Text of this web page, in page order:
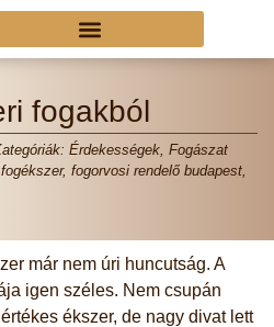
fogakból
Érdekességek, Fogászat
fogékszer, fogorvosi rendelő budapest,
már nem úri huncutság. A
igen széles. Nem csupán
ékszer, de nagy divat lett